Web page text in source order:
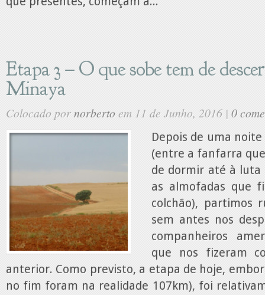
Etapa 3 – O que sobe tem de
Minaya
Colocado pornorbertoem 11 de Junho, 2016 | 0
Depois de uma
(entre a fanfarra
de dormir até à
as almofadas que
colchão), partimos
sem antes nos
companheiros
que nos fizeram
anterior. Como previsto, a etapa de hoje,
no fim foram na realidade 107km), foi